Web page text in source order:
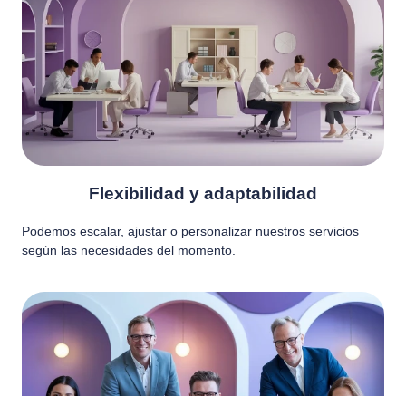
Flexibilidad y adaptabilidad
Podemos escalar, ajustar o personalizar nuestros servicios
según las necesidades del momento.